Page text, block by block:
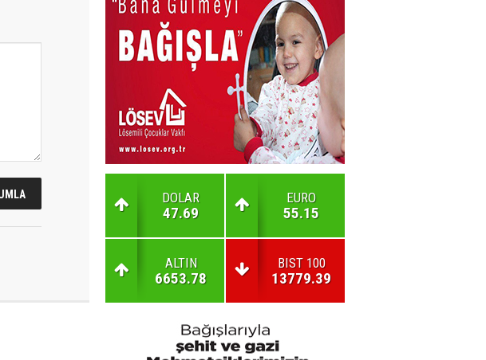
DOLAR
47.69
EURO
55.15
ALTIN
6653.78
BIST 100
13779.39